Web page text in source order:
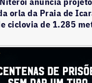
orla da Praia de
ciclovia de 1.285